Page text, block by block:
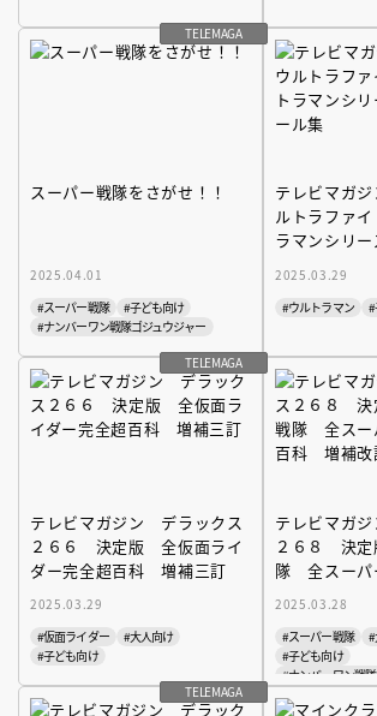
TELEMAGA
スーパー戦隊をさがせ！！
2025.04.01
#スーパー戦隊
#子ども向け
#ナンバーワン戦隊ゴジュウジャー
テレビマガ
ルトラファ
ラマンシリ
2025.03.29
#ウルトラマン
TELEMAGA
テレビマガジン デラックス
２６６ 決定版 全仮面ライ
ダー完全超百科 増補三訂
2025.03.29
#仮面ライダー
#大人向け
#子ども向け
テレビマガ
２６８ 決
隊 全スーパ
2025.03.28
#スーパー戦隊
#子ども向け
#ナンバーワン戦隊
TELEMAGA